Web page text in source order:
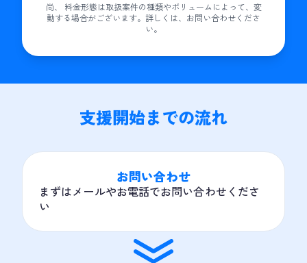
尚、 料金形態は取扱案件の種類やボリュームによって、変
動する場合がございます。詳しくは、お問い合わせくださ
い。
支援開始までの流れ
お問い合わせ
まずはメールやお電話でお問い合わせくださ
い